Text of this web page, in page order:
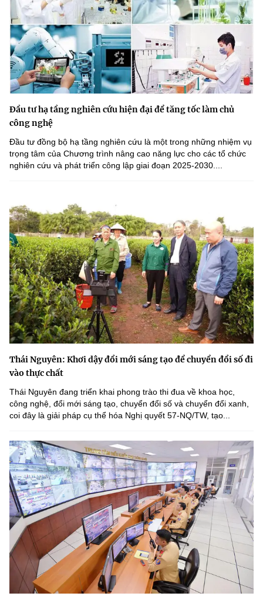
Đầu tư hạ tầng nghiên cứu hiện đại để tăng tốc làm chủ
công nghệ
Đầu tư đồng bộ hạ tầng nghiên cứu là một trong những nhiệm vụ
trọng tâm của Chương trình nâng cao năng lực cho các tổ chức
nghiên cứu và phát triển công lập giai đoạn 2025-2030....
Thái Nguyên: Khơi dậy đổi mới sáng tạo để chuyển đổi số đi
vào thực chất
Thái Nguyên đang triển khai phong trào thi đua về khoa học,
công nghệ, đổi mới sáng tạo, chuyển đổi số và chuyển đổi xanh,
coi đây là giải pháp cụ thể hóa Nghị quyết 57-NQ/TW, tạo...